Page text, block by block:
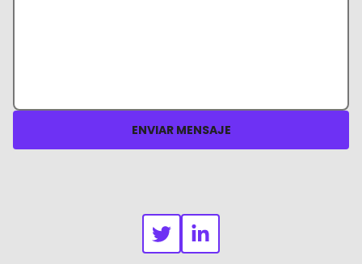
ENVIAR MENSAJE